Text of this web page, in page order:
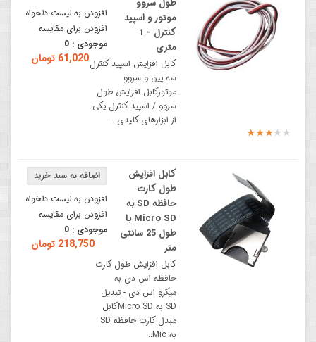
افزودن به لیست دلخواه
افزودن برای مقایسه
موجودی : 0
61,020 تومان
طول سروو
موتور و اسپید
کنترل - 1
متری
کابل افزایش اسپید کنترل
سه پین و سروو
موتورکابل افزایش طول
سروو / اسپید کنترل یکی
از ابزارهای کلیدی ..
افزودن به لیست دلخواه
افزودن برای مقایسه
موجودی : 0
218,750 تومان
کابل افزایش
طول کارت
حافظه SD به
Micro SD با
طول 25 سانتی
متر
کابل افزایش طول کارت
حافظه اس دی به
میکرو اس دی - تبدیل
SD به Micro SDکابل
مبدل کارت حافظه SD
به Mic..